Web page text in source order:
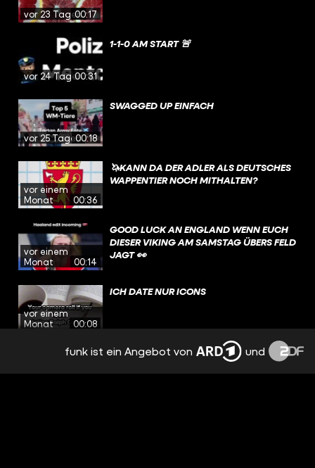
vor 23 Tagen00:17
vor 24 Tagen00:31
1-1-0 AM START 🚨
vor 25 Tagen00:18
SWAGGED UP EINFACH
vor einem
Monat
00:36
🦄KANN DA DER ADLER ALS DEUTSCHES
WAPPENTIER NOCH MITHALTEN?
vor einem
Monat
00:14
GOOD LUCK AN ENGLAND WENN EUCH
DIESER VIKING AM SAMSTAG ÜBERS FELD
JAGT 👀
vor einem
Monat
00:08
ICH DATE NUR ICONS
vor einem
ICH DATE NUR ICONS
funk ist ein Angebot von und